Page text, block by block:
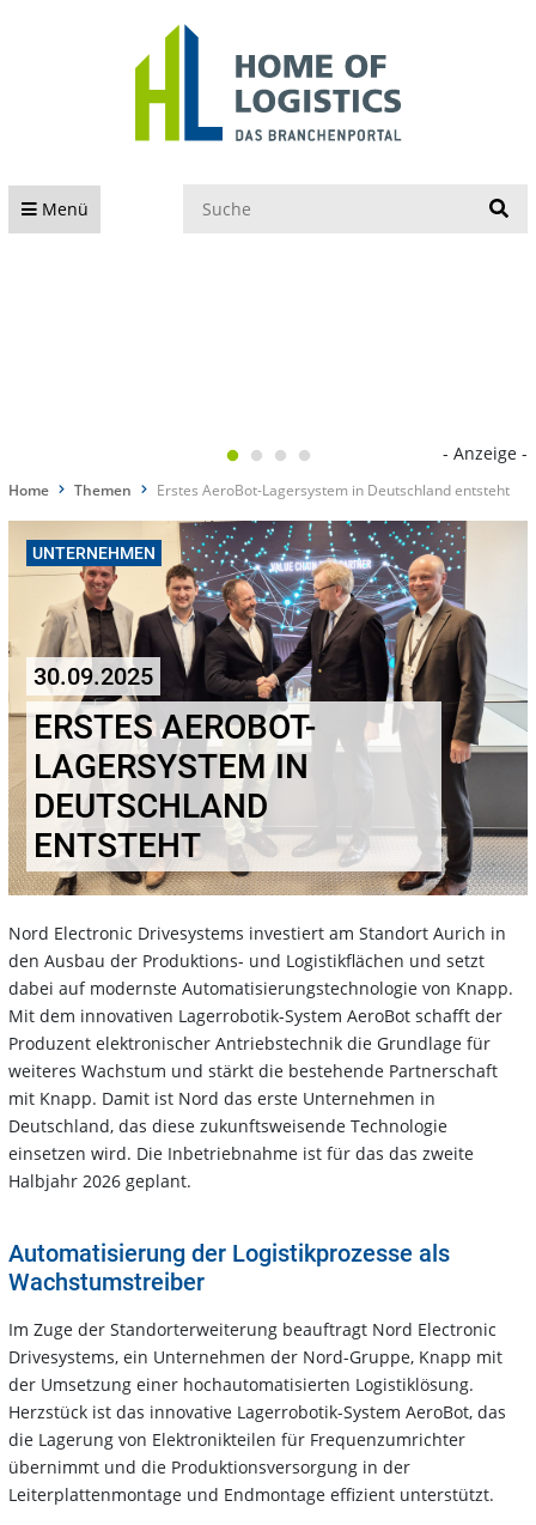
Menü
- Anzeige -
Home Themen Erstes AeroBot-Lagersystem in Deutschland entsteht
UNTERNEHMEN
30.09.2025
ERSTES AEROBOT-
LAGERSYSTEM IN
DEUTSCHLAND
ENTSTEHT
Nord Electronic Drivesystems investiert am Standort Aurich in
den Ausbau der Produktions- und Logistikflächen und setzt
dabei auf modernste Automatisierungstechnologie von Knapp.
Mit dem innovativen Lagerrobotik-System AeroBot schafft der
Produzent elektronischer Antriebstechnik die Grundlage für
weiteres Wachstum und stärkt die bestehende Partnerschaft
mit Knapp. Damit ist Nord das erste Unternehmen in
Deutschland, das diese zukunftsweisende Technologie
einsetzen wird. Die Inbetriebnahme ist für das das zweite
Halbjahr 2026 geplant.
Automatisierung der Logistikprozesse als
Wachstumstreiber
Im Zuge der Standorterweiterung beauftragt Nord Electronic
Drivesystems, ein Unternehmen der Nord-Gruppe, Knapp mit
der Umsetzung einer hochautomatisierten Logistiklösung.
Herzstück ist das innovative Lagerrobotik-System AeroBot, das
die Lagerung von Elektronikteilen für Frequenzumrichter
übernimmt und die Produktionsversorgung in der
Leiterplattenmontage und Endmontage effizient unterstützt.